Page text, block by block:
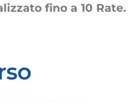
fino a 10 Rate.